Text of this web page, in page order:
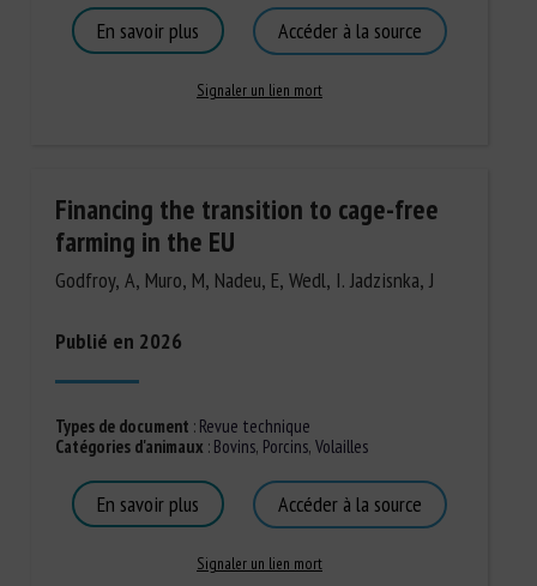
En savoir plus Accéder à la source
Signaler un lien mort
Financing the transition to cage-free
farming in the EU
Godfroy, A, Muro, M, Nadeu, E, Wedl, I. Jadzisnka, J
Publié en 2026
Types de document : Revue technique
Catégories d'animaux : Bovins, Porcins, Volailles
En savoir plus Accéder à la source
Signaler un lien mort